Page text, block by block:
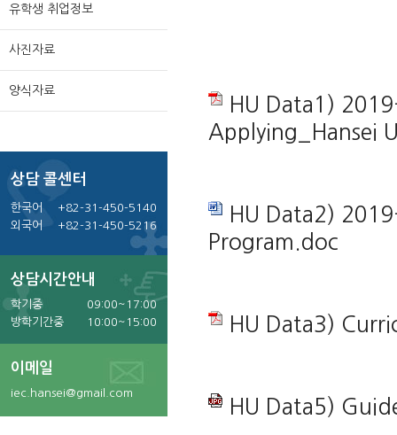
유학생 취업정보
사진자료
양식자료
상담 콜센터
한국어
+82-31-450-5140
외국어
+82-31-450-5216
상담시간안내
학기중
09:00~17:00
방학기간중
10:00~15:00
이메일
iec.hansei@gmail.com
HU Data1)
Applying_Hansei
HU Data2)
Program.doc
HU Data3)
HU Data5)